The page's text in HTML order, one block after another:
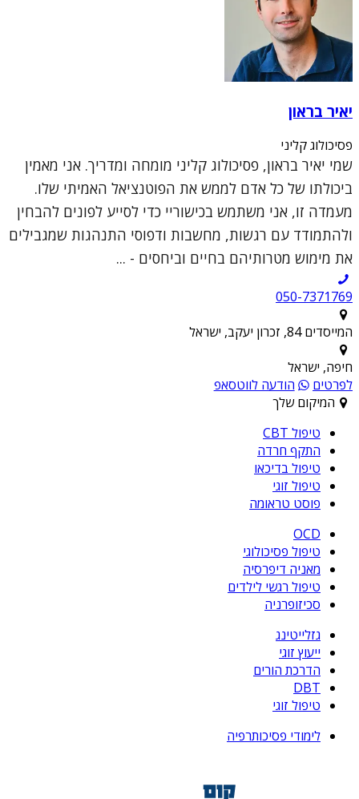
יאיר בראון
פסיכולוג קליני
שמי יאיר בראון, פסיכולוג קליני מומחה ומדריך. אני מאמין
ביכולתו של כל אדם לממש את הפוטנציאל האמיתי שלו.
מעמדה זו, אני משתמש בכישוריי כדי לסייע לפונים להבחין
ולהתמודד עם רגשות, מחשבות ודפוסי התנהגות שמגבילים
את מימוש מטרותיהם בחיים וביחסים - ...
050-7371769
המייסדים 84, זכרון יעקב, ישראל
חיפה, ישראל
לפרטים
הודעה לווטסאפ
המיקום שלך
טיפול CBT
התקף חרדה
טיפול בדיכאו
טיפול זוגי
פוסט טראומה
OCD
טיפול פסיכולוגי
מאניה דיפרסיה
טיפול רגשי לילדים
סכיזופרניה
גזלייטינג
ייעוץ זוגי
הדרכת הורים
DBT
טיפול זוגי
לימודי פסיכותרפיה